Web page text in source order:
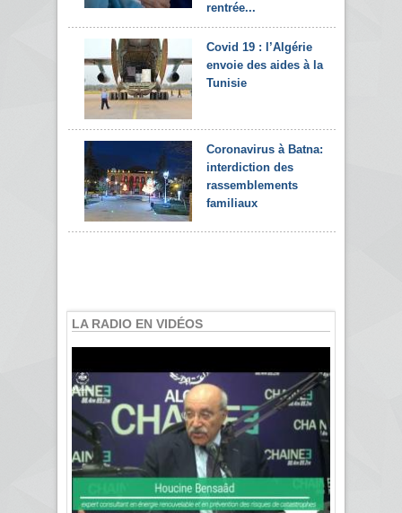
rentrée...
Covid 19 : l’Algérie
envoie des aides à la
Tunisie
Coronavirus à Batna:
interdiction des
rassemblements
familiaux
LA RADIO EN VIDÉOS